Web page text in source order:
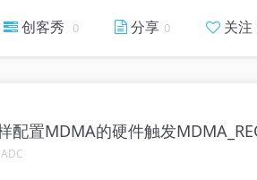
创客秀 0 分享 0 关注
ADC